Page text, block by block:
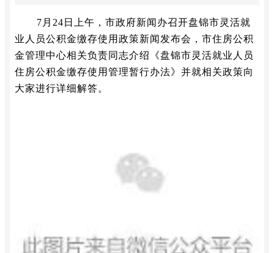
7月24日上午，市政府新闻办召开盘锦市灵活就
业人员公积金缴存使用政策新闻发布会，市住房公积
金管理中心相关负责同志介绍《盘锦市灵活就业人员
住房公积金缴存使用管理暂行办法》并就相关政策向
大家进行详细解答。